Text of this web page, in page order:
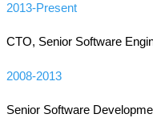
2013-Present
CTO, Senior Software
2008-2013
Senior Software